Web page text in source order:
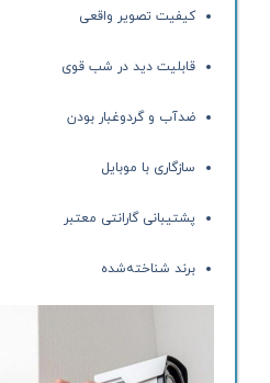
کیفیت تصویر واقعی
قابلیت دید در شب قوی
ضدآب و گردوغبار بودن
سازگاری با موبایل
پشتیبانی گارانتی معتبر
برند شناخته‌شده